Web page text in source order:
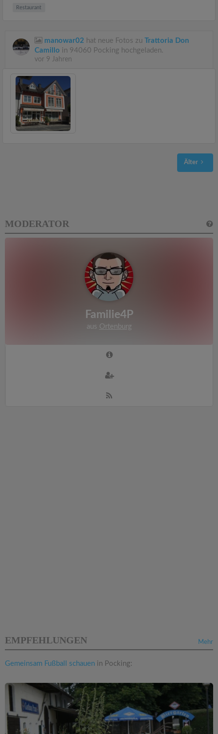
Restaurant
manowar02 hat neue Fotos zu Trattoria Don
Camillo in 94060 Pocking hochgeladen.
vor 9 Jahren
Älter
MODERATOR
Familie4P
aus Ortenburg
Mehr
EMPFEHLUNGEN
Gemeinsam Fußball schauen in Pocking: